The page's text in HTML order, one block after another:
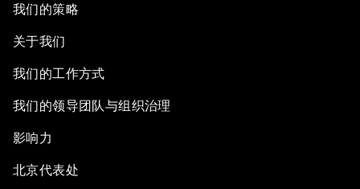
我们的策略
关于我们
我们的工作方式
我们的领导团队与组织治理
影响力
北京代表处